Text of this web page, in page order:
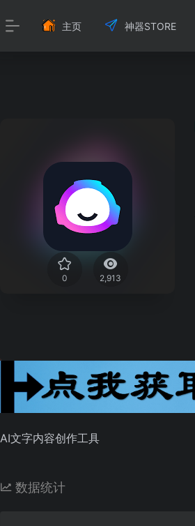
主页 神器STORE
0 2,913
AI文字内容创作工具
数据统计